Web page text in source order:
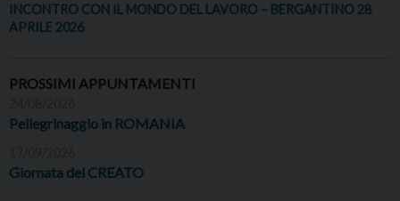
INCONTRO CON IL MONDO DEL LAVORO – BERGANTINO 28
APRILE 2026
PROSSIMI APPUNTAMENTI
Pellegrinaggio in ROMANIA
Giornata del CREATO